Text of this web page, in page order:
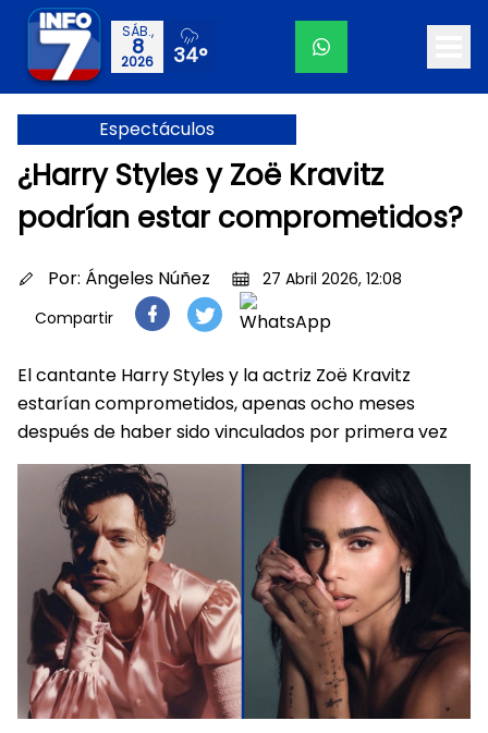
SÁB.,
8
2026 34°
Espectáculos
¿Harry Styles y Zoë Kravitz
podrían estar comprometidos?
Por: Ángeles Núñez
27 Abril 2026, 12:08
Compartir
El cantante Harry Styles y la actriz Zoë Kravitz
estarían comprometidos, apenas ocho meses
después de haber sido vinculados por primera vez